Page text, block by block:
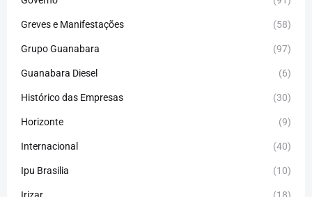
Greves e Manifestações (58)
Grupo Guanabara (97)
Guanabara Diesel (6)
Histórico das Empresas (30)
Horizonte (9)
Internacional (40)
Ipu Brasilia (10)
Irizar (18)